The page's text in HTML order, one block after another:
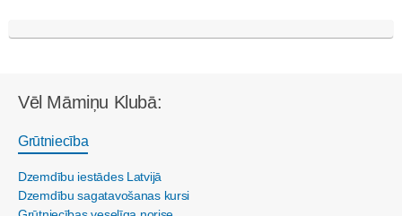
Vēl Māmiņu Klubā:
Grūtniecība
Dzemdību iestādes Latvijā
Dzemdību sagatavošanas kursi